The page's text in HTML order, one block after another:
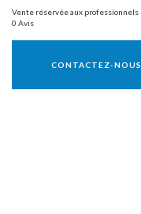
Vente réservée aux professionnels
0 Avis
CONTACTEZ-NOUS